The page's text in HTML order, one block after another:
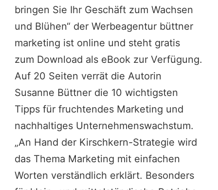
bringen Sie Ihr Geschäft zum Wachsen
und Blühen“ der Werbeagentur büttner
marketing ist online und steht gratis
zum Download als eBook zur Verfügung.
Auf 20 Seiten verrät die Autorin
Susanne Büttner die 10 wichtigsten
Tipps für fruchtendes Marketing und
nachhaltiges Unternehmenswachstum.
„An Hand der Kirschkern-Strategie wird
das Thema Marketing mit einfachen
Worten verständlich erklärt. Besonders